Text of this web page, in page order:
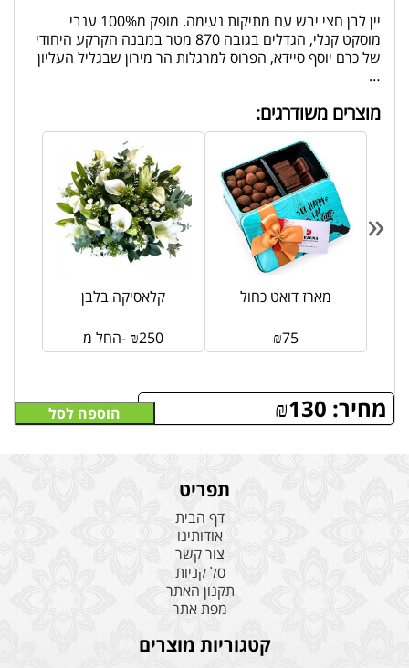
יין לבן חצי יבש עם מתיקות נעימה. מופק מ100% ענבי
מוסקט קנלי, הגדלים בגובה 870 מטר במבנה הקרקע היחודי
של כרם יוסף סיידא, הפרוס למרגלות הר מירון שבגליל העליון
…
מחיר: ₪130 הוספה לסל
מוצרים משודרגים:
קלאסיקה בלבן
החל מ- ₪250
מארז דואט כחול
₪75
«
תפריט
דף הבית
אודותינו
צור קשר
סל קניות
תקנון האתר
מפת אתר
קטגוריות מוצרים